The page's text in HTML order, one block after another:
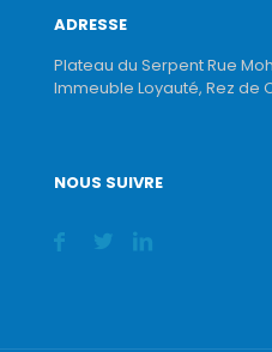
ADRESSE
Plateau du Serpent Rue
Immeuble Loyauté, Rez de
NOUS SUIVRE